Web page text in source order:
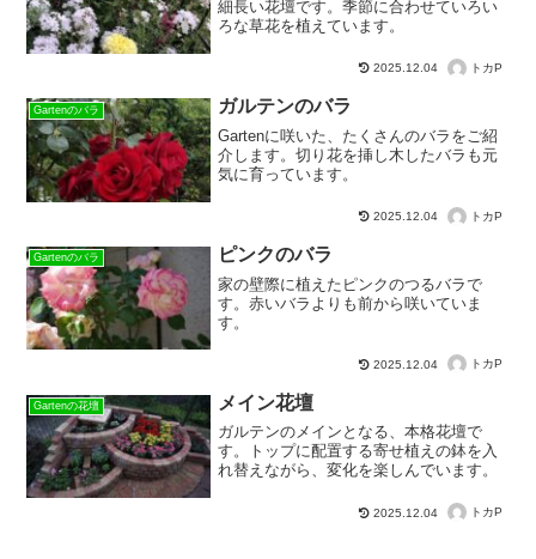
細長い花壇です。季節に合わせていろい
ろな草花を植えています。
2025.12.04 トカP
Gartenのバラ ガルテンのバラ
Gartenに咲いた、たくさんのバラをご紹
介します。切り花を挿し木したバラも元
気に育っています。
2025.12.04 トカP
Gartenのバラ ピンクのバラ
家の壁際に植えたピンクのつるバラで
す。赤いバラよりも前から咲いていま
す。
2025.12.04 トカP
Gartenの花壇 メイン花壇
ガルテンのメインとなる、本格花壇で
す。トップに配置する寄せ植えの鉢を入
れ替えながら、変化を楽しんでいます。
2025.12.04 トカP